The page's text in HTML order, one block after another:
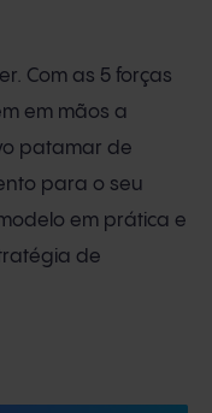
Com as 5 forças
em mãos a
patamar de
para o seu
em prática e
de